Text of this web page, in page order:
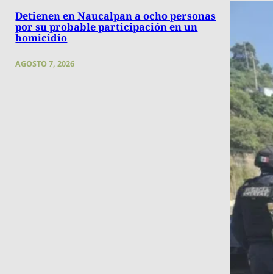
Detienen en Naucalpan a ocho personas
por su probable participación en un
homicidio
AGOSTO 7, 2026